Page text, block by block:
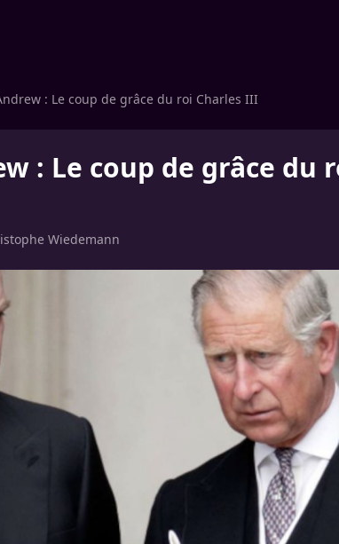
: Le coup de grâce du roi Charles III
: Le coup de grâce du
Wiedemann